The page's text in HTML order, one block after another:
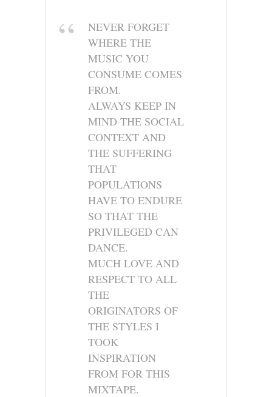
NEVER FORGET
WHERE THE
MUSIC YOU
CONSUME COMES
FROM.
ALWAYS KEEP IN
MIND THE SOCIAL
CONTEXT AND
THE SUFFERING
THAT
POPULATIONS
HAVE TO ENDURE
SO THAT THE
PRIVILEGED CAN
DANCE.
MUCH LOVE AND
RESPECT TO ALL
THE
ORIGINATORS OF
THE STYLES I
TOOK
INSPIRATION
FROM FOR THIS
MIXTAPE.